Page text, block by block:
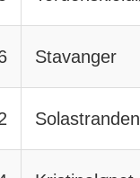
Stavanger
Solastranden